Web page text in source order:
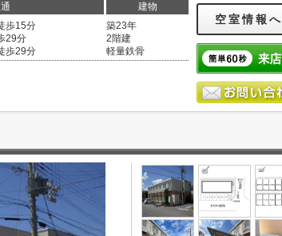
建物
歩15分
29分
歩29分
築23年
2階建
軽量鉄骨
空室情報へ